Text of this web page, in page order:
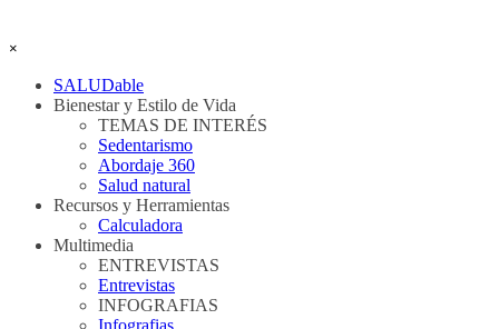
×
SALUDable
Bienestar y Estilo de Vida
TEMAS DE INTERÉS
Sedentarismo
Abordaje 360
Salud natural
Recursos y Herramientas
Calculadora
Multimedia
ENTREVISTAS
Entrevistas
INFOGRAFIAS
Infografias